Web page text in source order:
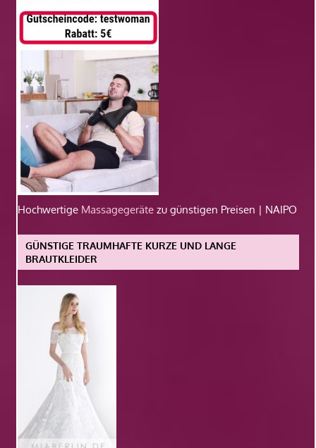
Hochwertige Massagegeräte zu günstigen Preisen | NAIPO
GÜNSTIGE TRAUMHAFTE KURZE UND LANGE
BRAUTKLEIDER